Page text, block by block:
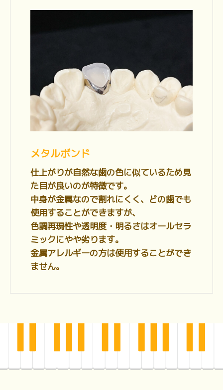
メタルボンド
仕上がりが自然な歯の色に似ているため見
た目が良いのが特徴です。
中身が金属なので割れにくく、どの歯でも
使用することができますが、
色調再現性や透明度・明るさはオールセラ
ミックにやや劣ります。
金属アレルギーの方は使用することができ
ません。